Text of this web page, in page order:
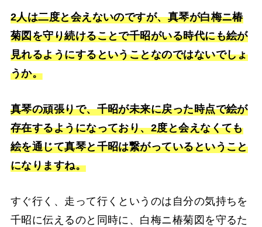
2人は二度と会えないのですが、真琴が白梅ニ椿
菊図を守り続けることで千昭がいる時代にも絵が
見れるようにするということなのではないでしょ
うか。
真琴の頑張りで、千昭が未来に戻った時点で絵が
存在するようになっており、2度と会えなくても
絵を通じて真琴と千昭は繋がっているということ
になりますね。
すぐ行く、走って行くというのは自分の気持ちを
千昭に伝えるのと同時に、白梅ニ椿菊図を守るた